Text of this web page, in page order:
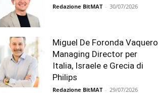
Redazione BitMAT - 30/07/2026
Miguel De Foronda Vaquero
Managing Director per
Italia, Israele e Grecia di
Philips
Redazione BitMAT - 29/07/2026